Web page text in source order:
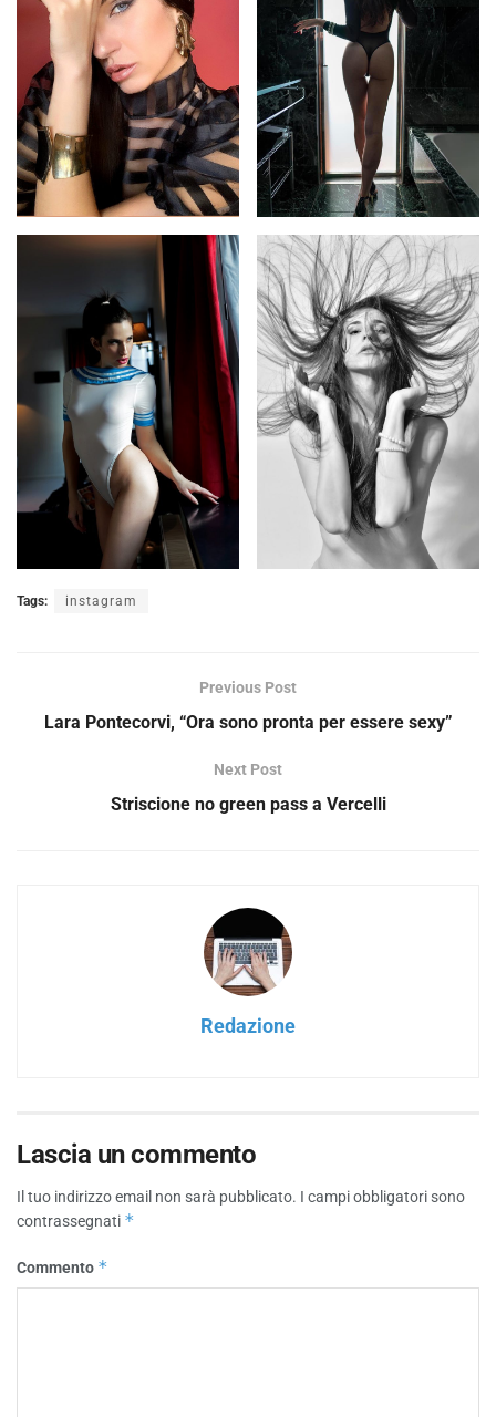
Tags: instagram
Previous Post
Lara Pontecorvi, “Ora sono pronta per essere sexy”
Next Post
Striscione no green pass a Vercelli
Redazione
Lascia un commento
Il tuo indirizzo email non sarà pubblicato. I campi obbligatori sono
contrassegnati *
Commento *